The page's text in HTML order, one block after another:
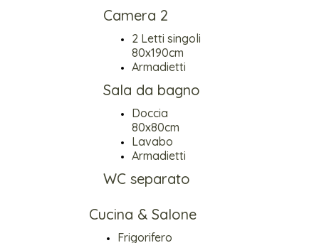
Camera 2
2 Letti singoli
80x190cm
Armadietti
Sala da bagno
Doccia
80x80cm
Lavabo
Armadietti
WC separato
Cucina & Salone
Frigorifero